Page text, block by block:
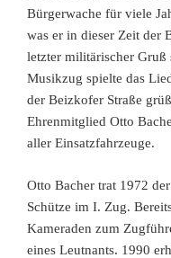
Bürgerwache für viele
was er in dieser Zeit der
letzter militärischer Gruß
Musikzug spielte das
der Beizkofer Straße
Ehrenmitglied Otto
aller Einsatzfahrzeuge.
Otto Bacher trat 1972
Schütze im I. Zug.
Kameraden zum
eines Leutnants. 1990